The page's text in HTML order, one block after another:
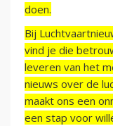
doen.
Bij
vind je die
leveren van het
nieuws over de
maakt ons een
een stap voor